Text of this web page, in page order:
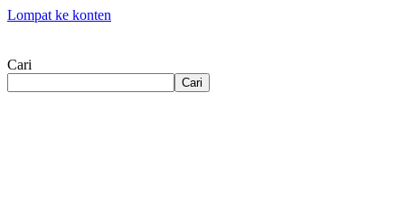
Lompat ke konten
Cari
Cari